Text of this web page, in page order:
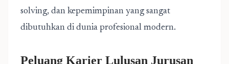
solving, dan kepemimpinan yang sangat
dibutuhkan di dunia profesional modern.
Peluang Karier Lulusan Jurusan